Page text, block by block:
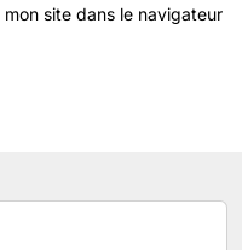
site dans le navigateur